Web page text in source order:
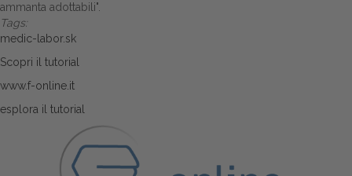
ammanta adottabili".
Tags:
medic-labor.sk
Scopri il tutorial
www.f-online.it
esplora il tutorial